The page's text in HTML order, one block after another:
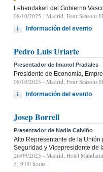
Lehendakari del Gobierno
08/10/2025 - Madrid, Four Seasons
Información del evento
Pedro Luis Uriarte
Presentador de Imanol Pradales
Presidente de Economía,
08/10/2025 - Madrid, Four Seasons
Información del evento
Josep Borrell
Presentador de Nadia Calviño
Alto Representante de la Unión
Seguridad y Vicepresidente de
26/09/2025 - Madrid, Hotel
5) 9:00 horas